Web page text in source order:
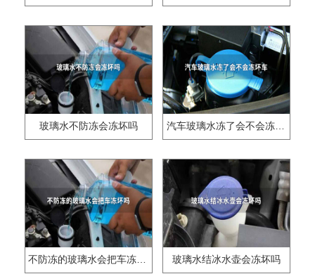
玻璃水不防冻会冻坏吗 汽车玻璃水冻了会不会冻坏车
玻璃水结冰水壶会冻坏吗